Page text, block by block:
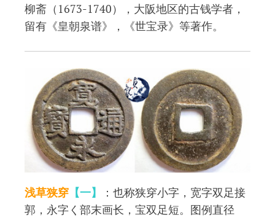
柳斋（1673-1740），大阪地区的古钱学者，
留有《皇朝泉谱》，《世宝录》等著作。
浅草狭穿 【一】
：也称狭穿小字，宽字双足接
郭，永字く部末画长，宝双足短。图例直径